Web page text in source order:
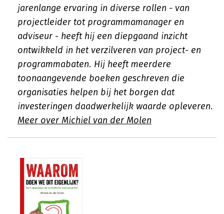
jarenlange ervaring in diverse rollen - van
projectleider tot programmamanager en
adviseur - heeft hij een diepgaand inzicht
ontwikkeld in het verzilveren van project- en
programmabaten. Hij heeft meerdere
toonaangevende boeken geschreven die
organisaties helpen bij het borgen dat
investeringen daadwerkelijk waarde opleveren.
Meer over Michiel van der Molen